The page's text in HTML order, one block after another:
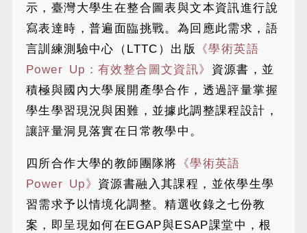
示，臺灣大學生在整合圖表與文本資訊進行說
寫表達時，普遍面臨挑戰。為回應此需求，語
言訓練測驗中心（LTTC）出版
《學術英語
Power Up：有效整合圖文資訊》 資源書，並
積極與國內大學展開產學合作，透過評量掌握
學生學習現況與困難，並據此調整課程設計，
讓評量洞見落實在日常教學中。
四所合作大學的教師團隊將 《學術英語
Power Up》 資源書融入其課程，並依學生學
習需求予以情境化調整。精選收錄之七份教
案，即呈現如何在EGAP與ESAP課堂中，根